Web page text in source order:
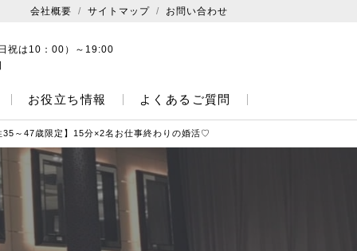
会社概要 サイトマップ お問い合わせ
祝は10：00）～19:00
お役立ち情報 よくあるご質問
～47歳限定】15分×2名お仕事終わりの婚活♡